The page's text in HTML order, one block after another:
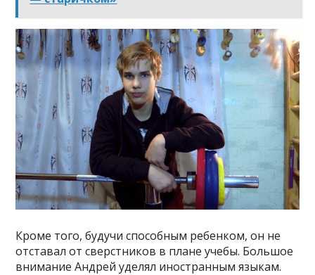
Кроме того, будучи способным ребенком, он не
отставал от сверстников в плане учебы. Большое
внимание Андрей уделял иностранным языкам.